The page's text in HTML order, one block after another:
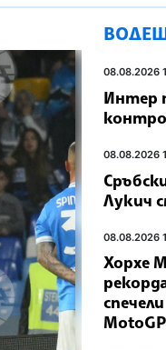
08.08.2026
Интер
08.08.2026
Лукич
08.08.2026
Хорхе
MotoGP